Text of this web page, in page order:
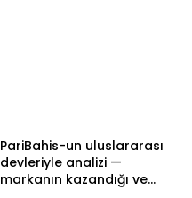
PariBahis-un uluslararası
devleriyle analizi —
markanın kazandığı ve